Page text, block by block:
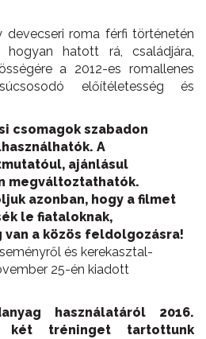
roma férfi történetén
hatott rá, családjára,
a 2012-es romallenes
előítéletesség és
csomagok szabadon
A
ajánlásul
megváltoztathatók.
azonban, hogy a filmet
le fiataloknak,
van a közös feldolgozásra!
és kerekasztal-
25-én kiadott
használatáról 2016.
két tréninget tartottunk